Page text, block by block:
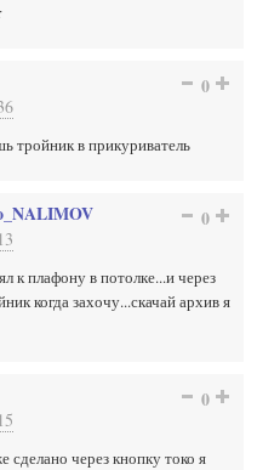
0
тройник в прикуриватель
0
к плафону в потолке...и через
когда захочу...скачай архив я
0
сделано через кнопку токо я